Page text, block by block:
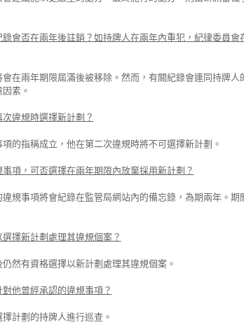
會否在兩年後註銷？如持牌人在兩年內重犯，紀律委員會
在兩年期限屆滿後被移除。然而，有關紀錄會連同持牌人
素。
違規時選擇新計劃？
的指稱成立，他在第二次違規時將不可選擇新計劃。
項，可否選擇在兩年期限內放棄採用新計劃？
規事項將會紀錄在監管局網站內的備忘錄，為期兩年。期
擇新計劃處理其違規個案？
然有資格選擇以新計劃處理其違規個案。
他曾經承認的違規事項？
計劃的持牌人進行巡查。